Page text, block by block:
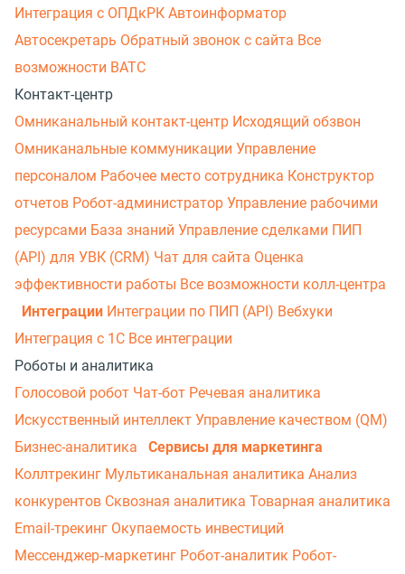
Интеграция с ОПДкРК Автоинформатор
Автосекретарь Обратный звонок с сайта Все
возможности ВАТС
Контакт-центр
Омниканальный контакт-центр Исходящий обзвон
Омниканальные коммуникации Управление
персоналом Рабочее место сотрудника Конструктор
отчетов Робот-администратор Управление рабочими
ресурсами База знаний Управление сделками ПИП
(API) для УВК (CRM) Чат для сайта Оценка
эффективности работы Все возможности колл-центра
Интеграции Интеграции по ПИП (API) Вебхуки
Интеграция с 1С Все интеграции
Роботы и аналитика
Голосовой робот Чат-бот Речевая аналитика
Искусственный интеллект Управление качеством (QM)
Бизнес-аналитика
Сервисы для маркетинга
Коллтрекинг Мультиканальная аналитика Анализ
конкурентов Сквозная аналитика Товарная аналитика
Email-трекинг Окупаемость инвестиций
Мессенджер‑маркетинг Робот-аналитик Робот-